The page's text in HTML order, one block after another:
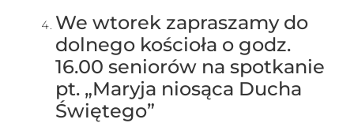
We wtorek zapraszamy do
dolnego kościoła o godz.
16.00 seniorów na spotkanie
pt. „Maryja niosąca Ducha
Świętego”